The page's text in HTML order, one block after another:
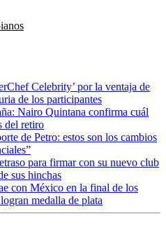
Celebrity’ por la ventaja de
de los participantes
Nairo Quintana confirma cuál
del retiro
de Petro: estos son los cambios
para firmar con su nuevo club
sus hinchas
con México en la final de los
medalla de plata